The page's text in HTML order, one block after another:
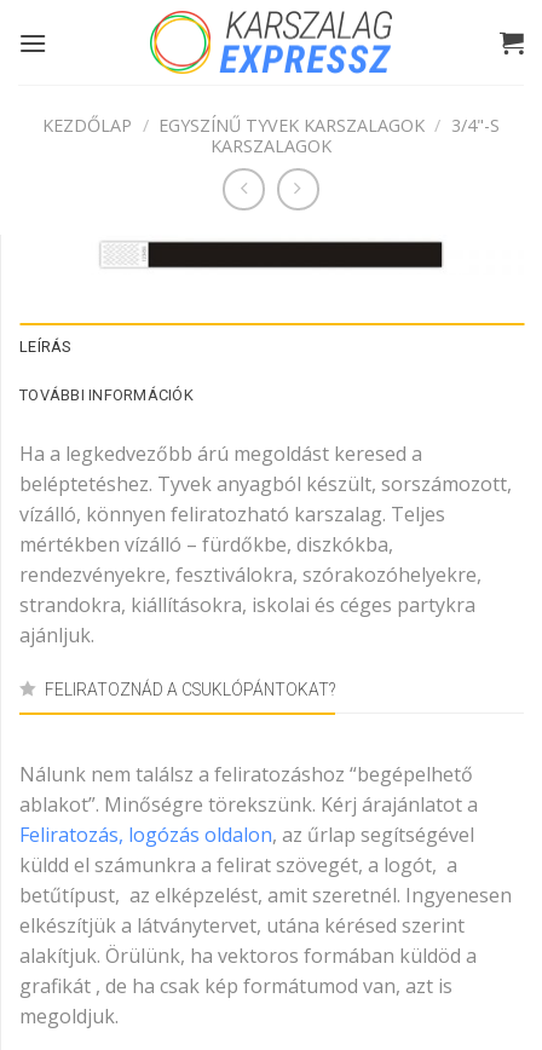
KEZDŐLAP / EGYSZÍNŰ TYVEK KARSZALAGOK / 3/4"-S
KARSZALAGOK
LEÍRÁS
TOVÁBBI INFORMÁCIÓK
Ha a legkedvezőbb árú megoldást keresed a
beléptetéshez. Tyvek anyagból készült, sorszámozott,
vízálló, könnyen feliratozható karszalag. Teljes
mértékben vízálló – fürdőkbe, diszkókba,
rendezvényekre, fesztiválokra, szórakozóhelyekre,
strandokra, kiállításokra, iskolai és céges partykra
ajánljuk.
FELIRATOZNÁD A CSUKLÓPÁNTOKAT?
Nálunk nem találsz a feliratozáshoz “begépelhető
ablakot”. Minőségre törekszünk. Kérj árajánlatot a
Feliratozás, logózás oldalon, az űrlap segítségével
küldd el számunkra a felirat szövegét, a logót, a
betűtípust, az elképzelést, amit szeretnél. Ingyenesen
elkészítjük a látványtervet, utána kérésed szerint
alakítjuk. Örülünk, ha vektoros formában küldöd a
grafikát , de ha csak kép formátumod van, azt is
megoldjuk.